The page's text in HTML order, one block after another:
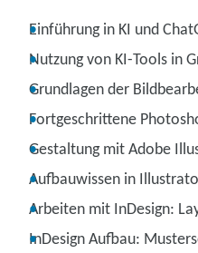
Einführung in KI und
Nutzung von KI-Tools in
Grundlagen der
Fortgeschrittene
Gestaltung mit Adobe
Aufbauwissen in
Arbeiten mit InDesign:
InDesign Aufbau: